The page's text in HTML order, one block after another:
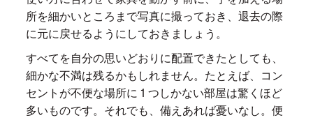
所を細かいところまで写真に撮っておき、退去の際
に元に戻せるようにしておきましょう。
すべてを自分の思いどおりに配置できたとしても、
細かな不満は残るかもしれません。たとえば、コン
セントが不便な場所に 1 つしかない部屋は驚くほど
多いものです。それでも、備えあれば憂いなし。便